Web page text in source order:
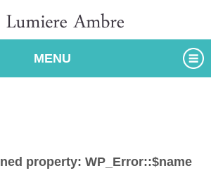
MENU
property: WP_Error::$name